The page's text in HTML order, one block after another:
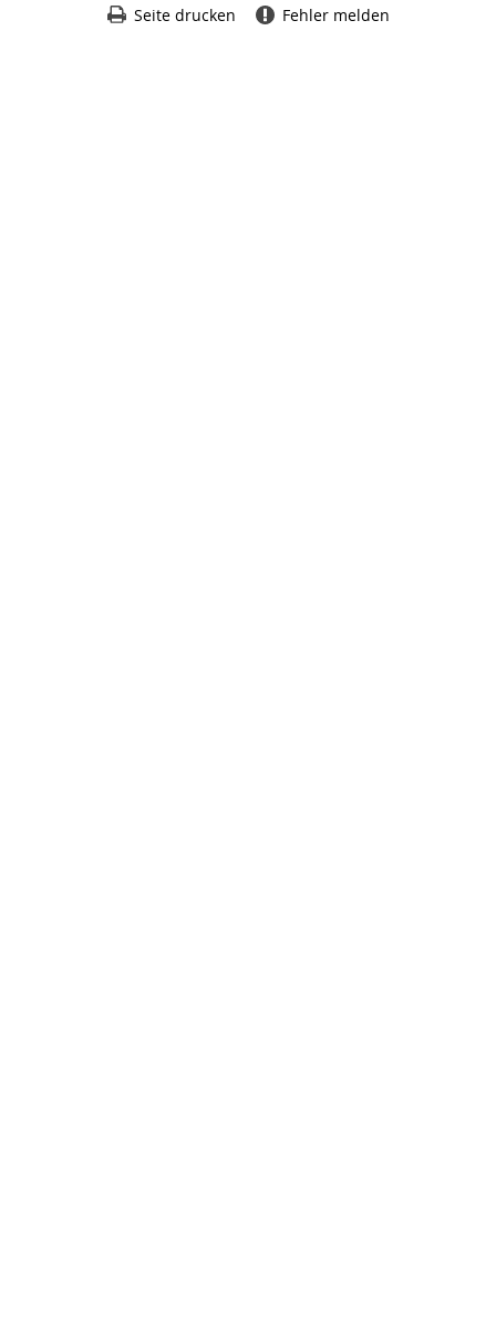
Seite drucken Fehler melden